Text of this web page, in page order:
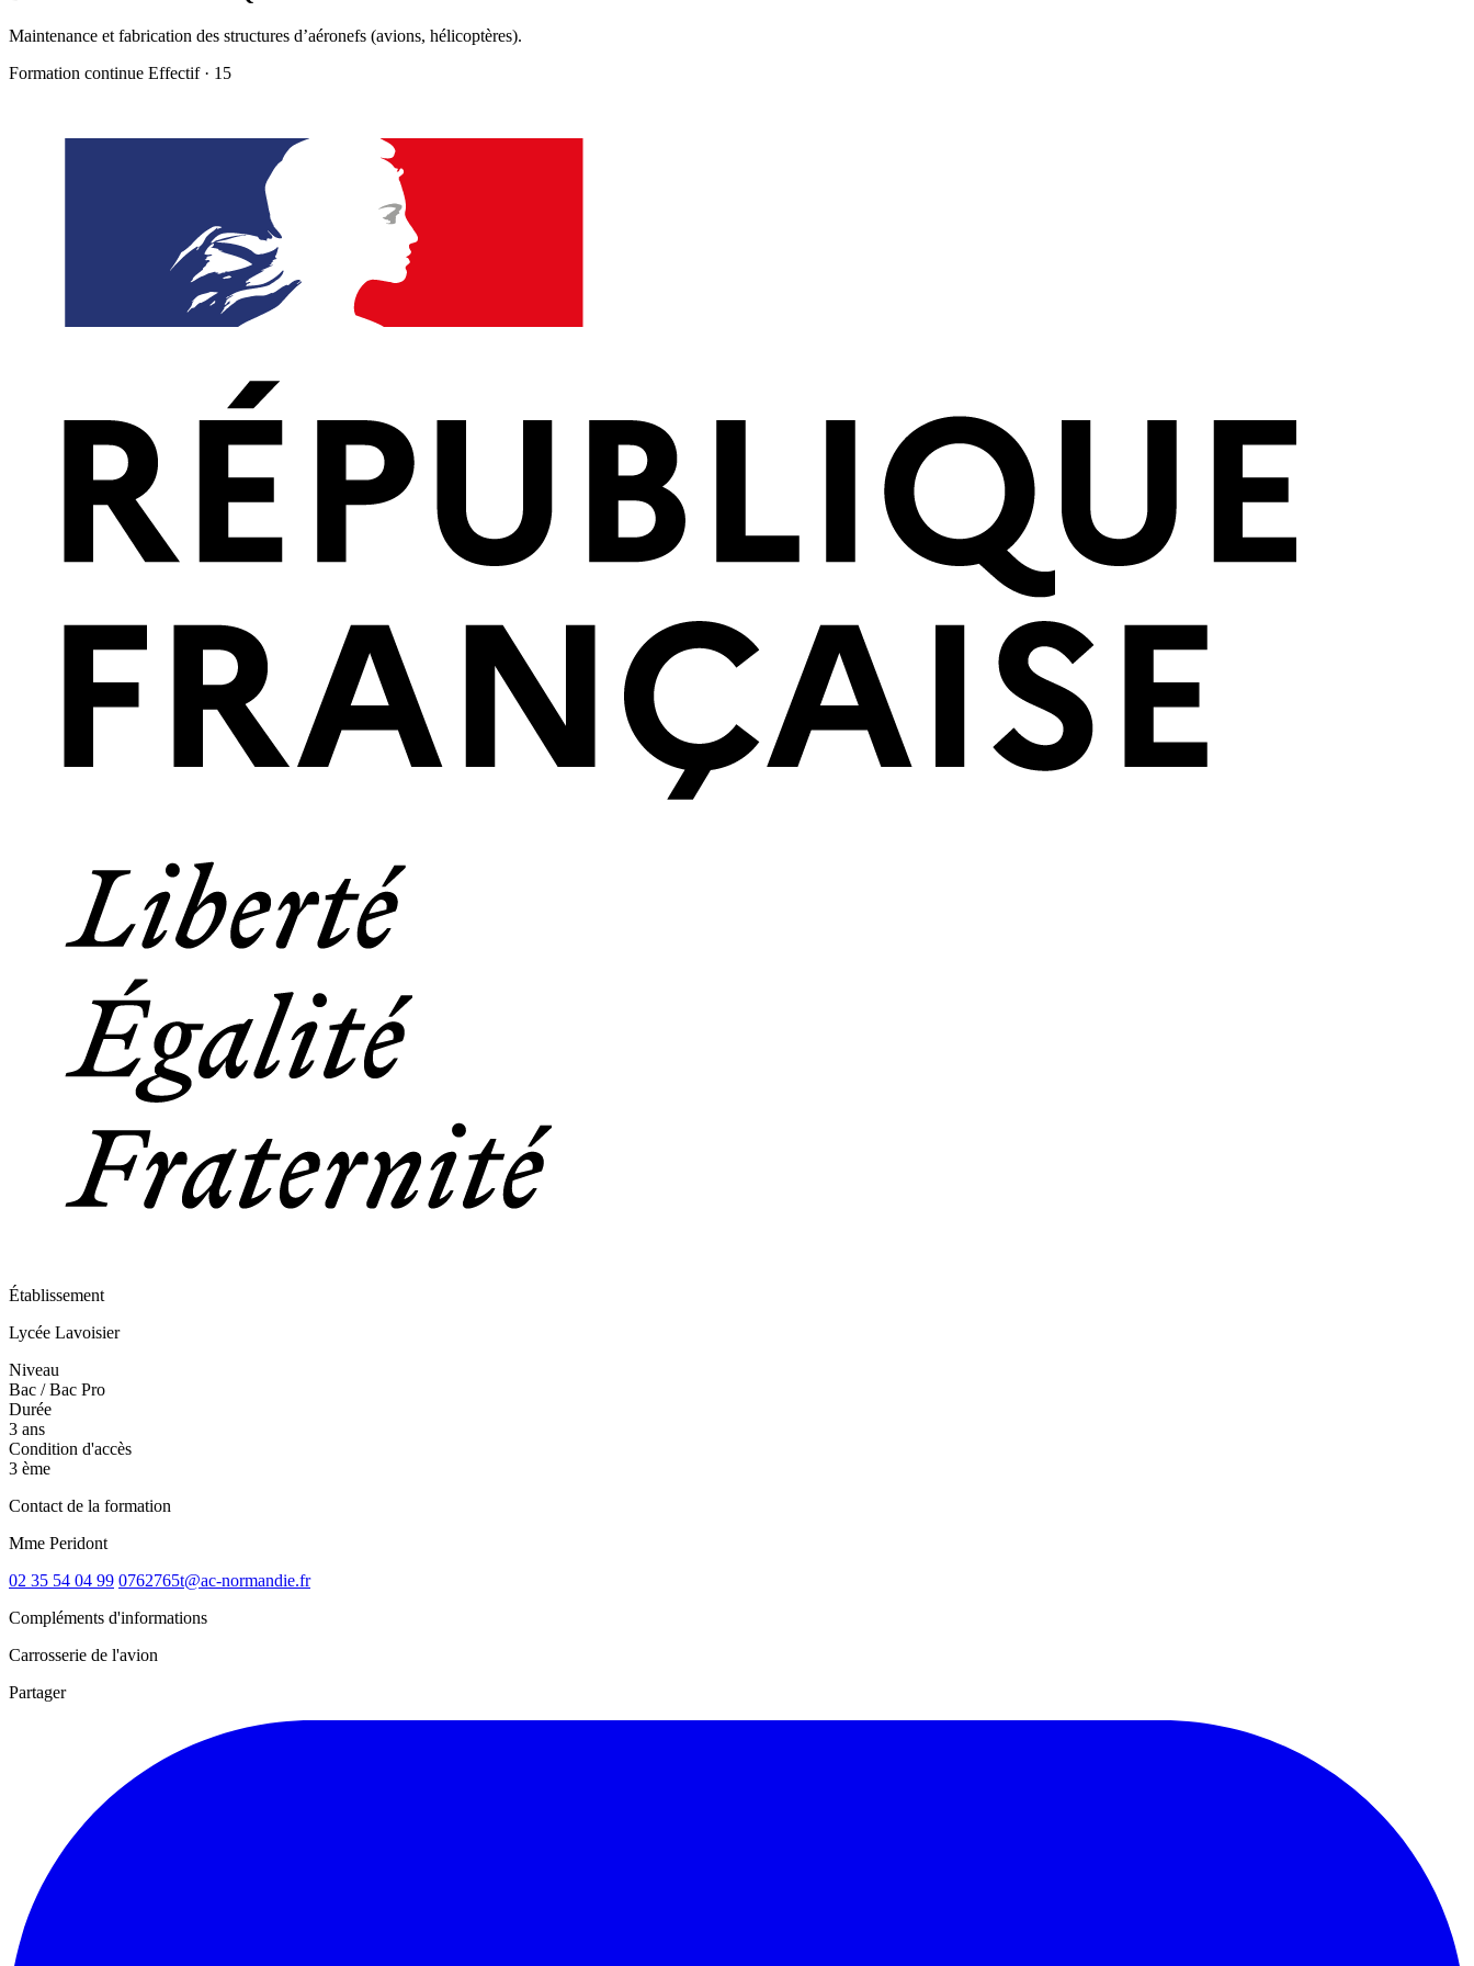
Maintenance et fabrication des structures d’aéronefs (avions, hélicoptères).
Formation continue Effectif · 15
Établissement
Lycée Lavoisier
Niveau
Bac / Bac Pro
Durée
3 ans
Condition d'accès
3 ème
Contact de la formation
Mme Peridont
02 35 54 04 99 0762765t@ac-normandie.fr
Compléments d'informations
Carrosserie de l'avion
Partager